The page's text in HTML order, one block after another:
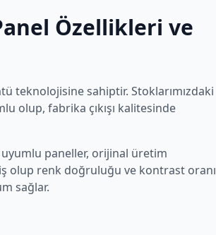
Özellikleri ve
teknolojisine sahiptir. Stoklarımızdaki
olup, fabrika çıkışı kalitesinde
uyumlu paneller, orijinal üretim
olup renk doğruluğu ve kontrast oranı
sağlar.